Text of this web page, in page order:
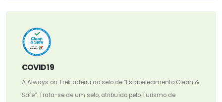
COVID 19
A Always on Trek aderiu ao selo de “Estabelecimento Clean &
Safe”. Trata-se de um selo, atribuído pelo Turismo de